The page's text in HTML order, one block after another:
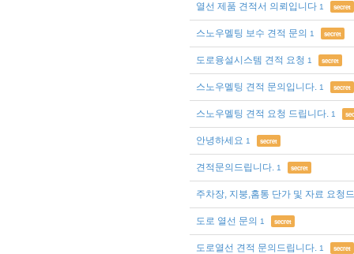
열선 제품 견적서 의뢰입니다 1 secret
스노우멜팅 보수 견적 문의 1 secret
도로융설시스템 견적 요청 1 secret
스노우멜팅 견적 문의입니다. 1 secret
스노우멜팅 견적 요청 드립니다. 1
안녕하세요 1 secret
견적문의드립니다. 1 secret
주차장, 지붕,홈통 단가 및 자료 요청
도로 열선 문의 1 secret
도로열선 견적 문의드립니다. 1 secret